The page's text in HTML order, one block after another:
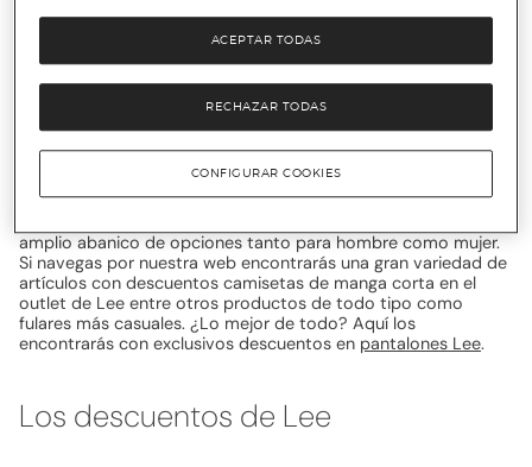
prendas con todo tipo de pantalones de estilos anchos,
rectos y ajustados entre otros. Todo esto y más si sumas a
esta fórmula los descuentos en cazadoras denim de Lee,
siempre con la calidad que te ofrecemos. Si Lee se diferencia
por algo de otras marcas es por su estilo representativo con
diarios. Con descuentos en camisas de manga larga y jerseys
de Lee querrás llevar sus prendas en todo momento. Para
amplio abanico de opciones tanto para hombre como mujer.
Si navegas por nuestra web encontrarás una gran variedad de
artículos con descuentos camisetas de manga corta en el
outlet de Lee entre otros productos de todo tipo como
fulares más casuales. ¿Lo mejor de todo? Aquí los
encontrarás con exclusivos descuentos en pantalones Lee.
Los descuentos de Lee
RECHAZAR TODAS
ACEPTAR TODAS
CONFIGURAR COOKIES